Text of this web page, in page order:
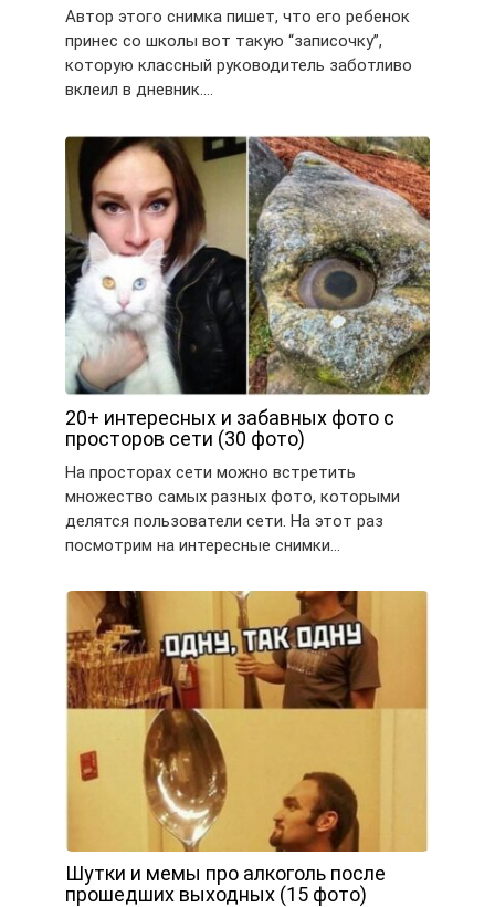
Автор этого снимка пишет, что его ребенок
принес со школы вот такую “записочку”,
которую классный руководитель заботливо
вклеил в дневник….
20+ интересных и забавных фото с
просторов сети (30 фото)
На просторах сети можно встретить
множество самых разных фото, которыми
делятся пользователи сети. На этот раз
посмотрим на интересные снимки…
Шутки и мемы про алкоголь после
прошедших выходных (15 фото)